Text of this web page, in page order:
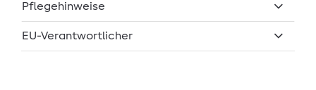
Pflegehinweise
EU-Verantwortlicher